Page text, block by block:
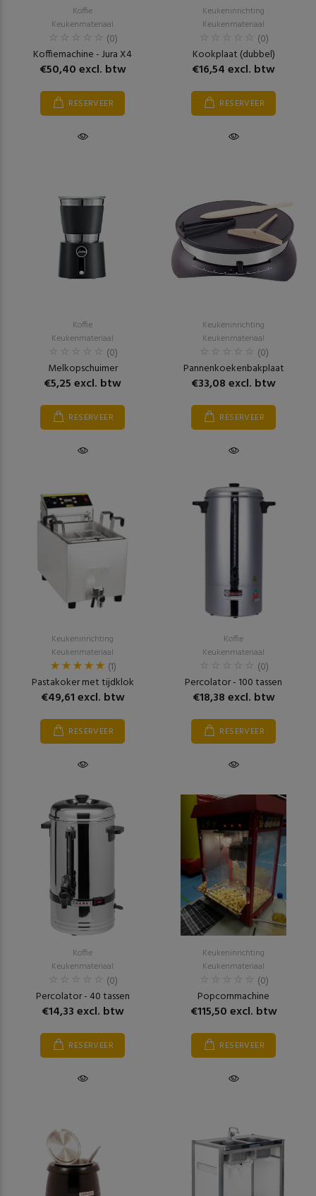
Koffie
Keukenmateriaal
(0)
Koffiemachine - Jura X4
€50,40 excl. btw
RESERVEER
Keukeninrichting
Keukenmateriaal
(0)
Kookplaat (dubbel)
€16,54 excl. btw
RESERVEER
Koffie
Keukenmateriaal
(0)
Melkopschuimer
€5,25 excl. btw
RESERVEER
Keukeninrichting
Keukenmateriaal
(0)
Pannenkoekenbakplaat
€33,08 excl. btw
RESERVEER
Keukeninrichting
Keukenmateriaal
(1)
Pastakoker met tijdklok
€49,61 excl. btw
RESERVEER
Koffie
Keukenmateriaal
(0)
Percolator - 100 tassen
€18,38 excl. btw
RESERVEER
Koffie
Keukenmateriaal
(0)
Percolator - 40 tassen
€14,33 excl. btw
RESERVEER
Keukeninrichting
Keukenmateriaal
(0)
Popcornmachine
€115,50 excl. btw
RESERVEER